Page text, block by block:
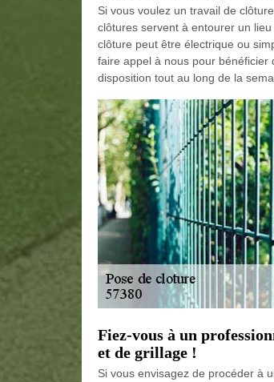
Si vous voulez un travail de
clôtures servent à entourer un
clôture peut être électrique ou
faire appel à nous pour bénéficier
disposition tout au long de la
Fiez-vous à un
et de grillage !
Si vous envisagez de procéder à